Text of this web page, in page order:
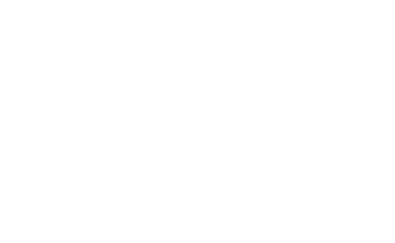
Origines et
elles constituer